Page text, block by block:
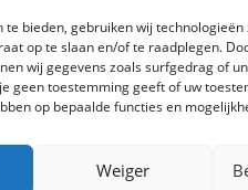
bieden, gebruiken wij technologieën
op te slaan en/of te raadplegen.
wij gegevens zoals surfgedrag of
geen toestemming geeft of uw
op bepaalde functies en
Weiger